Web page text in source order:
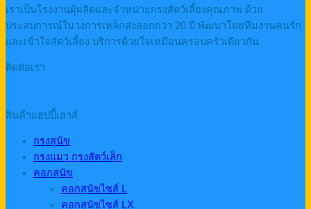
เราเป็นโรงงานผู้ผลิตและจำหน่ายกรงสัตว์เลี้ยงคุณภาพ ด้วย
ประสบการณ์ในวงการเหล็กส่งออกกว่า 20 ปี พัฒนาโดยทีมงานคนรัก
และเข้าใจสัตว์เลี้ยง บริการด้วยใจเหมือนครอบครัวเดียวกัน
ติดต่อเรา
สินค้าแฮปปี้เฮาส์
กรงสุนัข
กรงแมว กรงสัตว์เล็ก
คอกสุนัข
คอกสุนัขไซส์ L
คอกสุนัขไซส์ LX